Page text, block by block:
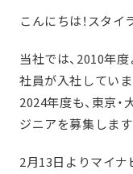
こんにちは！スタイ
当社では、2010年
社員が入社していま
2024年度も、東京
ジニアを募集します
2月13日よりマイ